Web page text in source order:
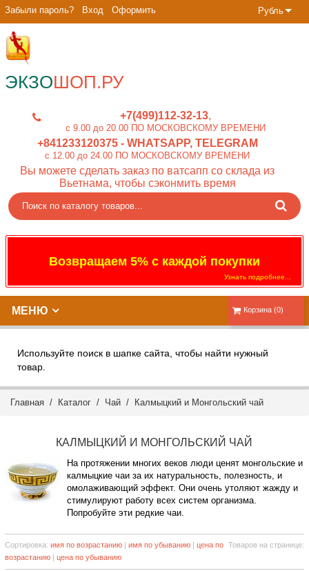
Рубль
Забыли пароль? Вход Оформить
ЭКЗОШОП.РУ
+7(499)112-32-13
c 9.00 до 20.00 ПО МОСКОВСКОМУ ВРЕМЕНИ
+841233120375- WHATSAPP, TELEGRAM
c 12.00 до 24.00 ПО МОСКОВСКОМУ ВРЕМЕНИ
Вы можете сделать заказ по ватсапп со склада из
Вьетнама, чтобы сэконмить время
Возвращаем 5% с каждой покупки
Узнать подробнее...
Корзина (0)
МЕНЮ
Используйте поиск в шапке сайта, чтобы найти нужный
товар.
Главная / Каталог / Чай / Калмыцкий и Монгольский чай
КАЛМЫЦКИЙ И МОНГОЛЬСКИЙ ЧАЙ
На протяжении многих веков люди ценят монгольские и
калмыцкие чаи за их натуральность, полезность, и
омолаживающий эффект. Они очень утоляют жажду и
стимулируют работу всех систем организма.
Попробуйте эти редкие чаи.
Товаров на странице:
Сортировка: имя по возрастанию| имя по убыванию| цена по
возрастанию| цена по убыванию